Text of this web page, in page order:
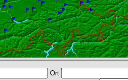
Ort